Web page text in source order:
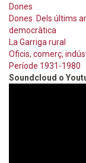
Dones
Dones. Dels últims
democràtica
La Garriga rural
Oficis, comerç,
Període 1931-1980
Soundcloud o